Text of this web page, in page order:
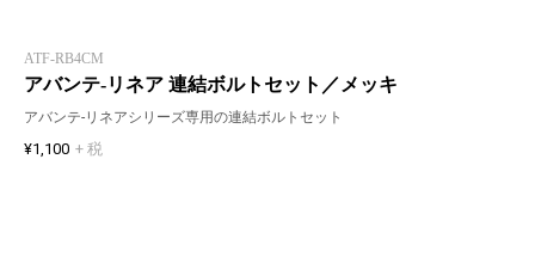
ATF-RB4CM
アバンテ-リネア 連結ボルトセット／メッキ
アバンテ-リネアシリーズ専用の連結ボルトセット
¥1,100 + 税